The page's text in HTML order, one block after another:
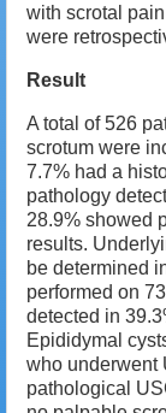
with scrotal
were
Result
A total of 526
scrotum were
7.7% had a
pathology
28.9% showed
results.
be determined
performed on
detected in
Epididymal
who underwent
pathological